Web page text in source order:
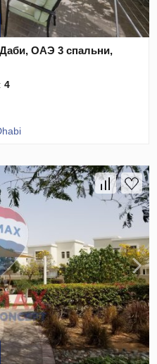
ОАЭ 3 спальни,
4